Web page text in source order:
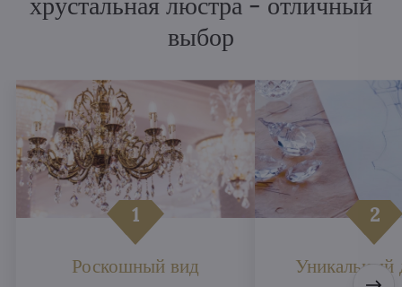
выбор
Роскошный вид Уникальный